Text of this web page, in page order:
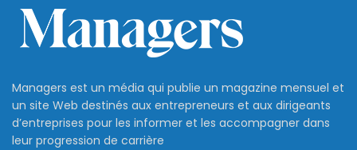
Managers est un média qui publie un magazine mensuel et
un site Web destinés aux entrepreneurs et aux dirigeants
d’entreprises pour les informer et les accompagner dans
leur progression de carrière